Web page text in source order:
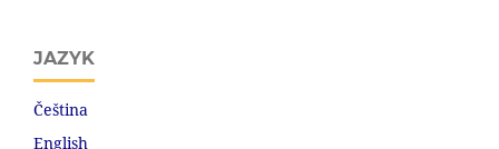
JAZYK
Čeština
English